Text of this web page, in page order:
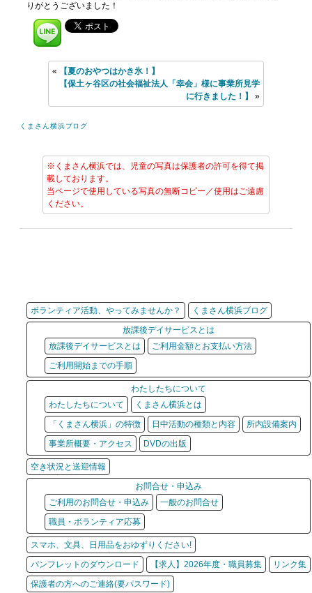
りがとうございました！
«
【夏のおやつはかき氷！】
【保土ヶ谷区の社会福祉法人「幸会」様に事業所見学
に行きました！】
»
くまさん横浜ブログ
※くまさん横浜では、児童の写真は保護者の許可を得て掲
載しております。
当ページで使用している写真の無断コピー／使用はご遠慮
ください。
ボランティア活動、やってみませんか？
くまさん横浜ブログ
放課後デイサービスとは
放課後デイサービスとは
ご利用金額とお支払い方法
ご利用開始までの手順
わたしたちについて
わたしたちについて
くまさん横浜とは
「くまさん横浜」の特徴
日中活動の種類と内容
所内設備案内
事業所概要・アクセス
DVDの出版
空き状況と送迎情報
お問合せ・申込み
ご利用のお問合せ・申込み
一般のお問合せ
職員・ボランティア応募
スマホ、文具、日用品をおゆずりください!
パンフレットのダウンロード
【求人】2026年度・職員募集
リンク集
保護者の方へのご連絡(要パスワード)